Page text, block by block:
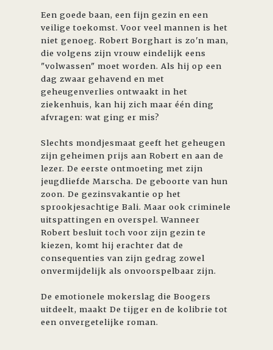
Een goede baan, een fijn gezin en een
veilige toekomst. Voor veel mannen is het
niet genoeg. Robert Borghart is zo'n man,
die volgens zijn vrouw eindelijk eens
"volwassen" moet worden. Als hij op een
dag zwaar gehavend en met
geheugenverlies ontwaakt in het
ziekenhuis, kan hij zich maar één ding
afvragen: wat ging er mis?
Slechts mondjesmaat geeft het geheugen
zijn geheimen prijs aan Robert en aan de
lezer. De eerste ontmoeting met zijn
jeugdliefde Marscha. De geboorte van hun
zoon. De gezinsvakantie op het
sprookjesachtige Bali. Maar ook criminele
uitspattingen en overspel. Wanneer
Robert besluit toch voor zijn gezin te
kiezen, komt hij erachter dat de
consequenties van zijn gedrag zowel
onvermijdelijk als onvoorspelbaar zijn.
De emotionele mokerslag die Boogers
uitdeelt, maakt De tijger en de kolibrie tot
een onvergetelijke roman.